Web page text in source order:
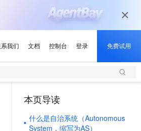
本页导读
什么是自治系统（Autonomous
System，缩写为AS）